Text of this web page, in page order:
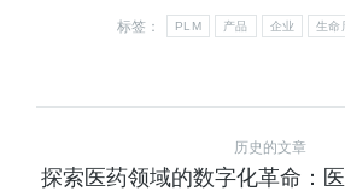
标签：
PLM 产品 企业 生命
历史的文章
探索医药领域的数字化革命：